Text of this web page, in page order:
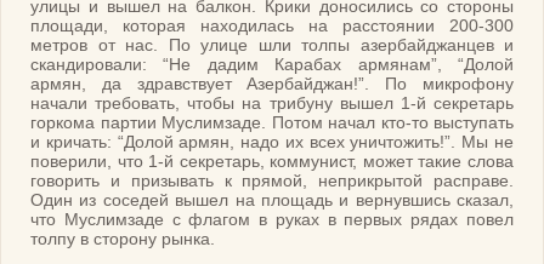
улицы и вышел на балкон. Крики доносились со стороны
площади, которая находилась на расстоянии 200-300
метров от нас. По улице шли толпы азербайджанцев и
скандировали: “Не дадим Карабах армянам”, “Долой
армян, да здравствует Азербайджан!”. По микрофону
начали требовать, чтобы на трибуну вышел 1-й секретарь
горкома партии Муслимзаде. Потом начал кто-то выступать
и кричать: “Долой армян, надо их всех уничтожить!”. Мы не
поверили, что 1-й секретарь, коммунист, может такие слова
говорить и призывать к прямой, неприкрытой расправе.
Один из соседей вышел на площадь и вернувшись сказал,
что Муслимзаде с флагом в руках в первых рядах повел
толпу в сторону рынка.